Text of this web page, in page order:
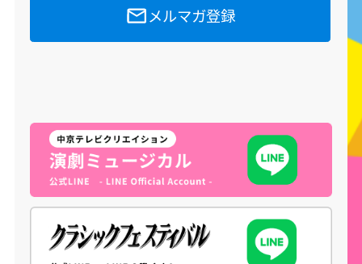
メルマガ登録